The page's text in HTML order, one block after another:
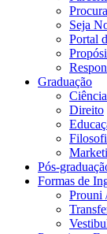
Seja
Portal
Graduação
Direito
Pós-
Formas de
Prouni